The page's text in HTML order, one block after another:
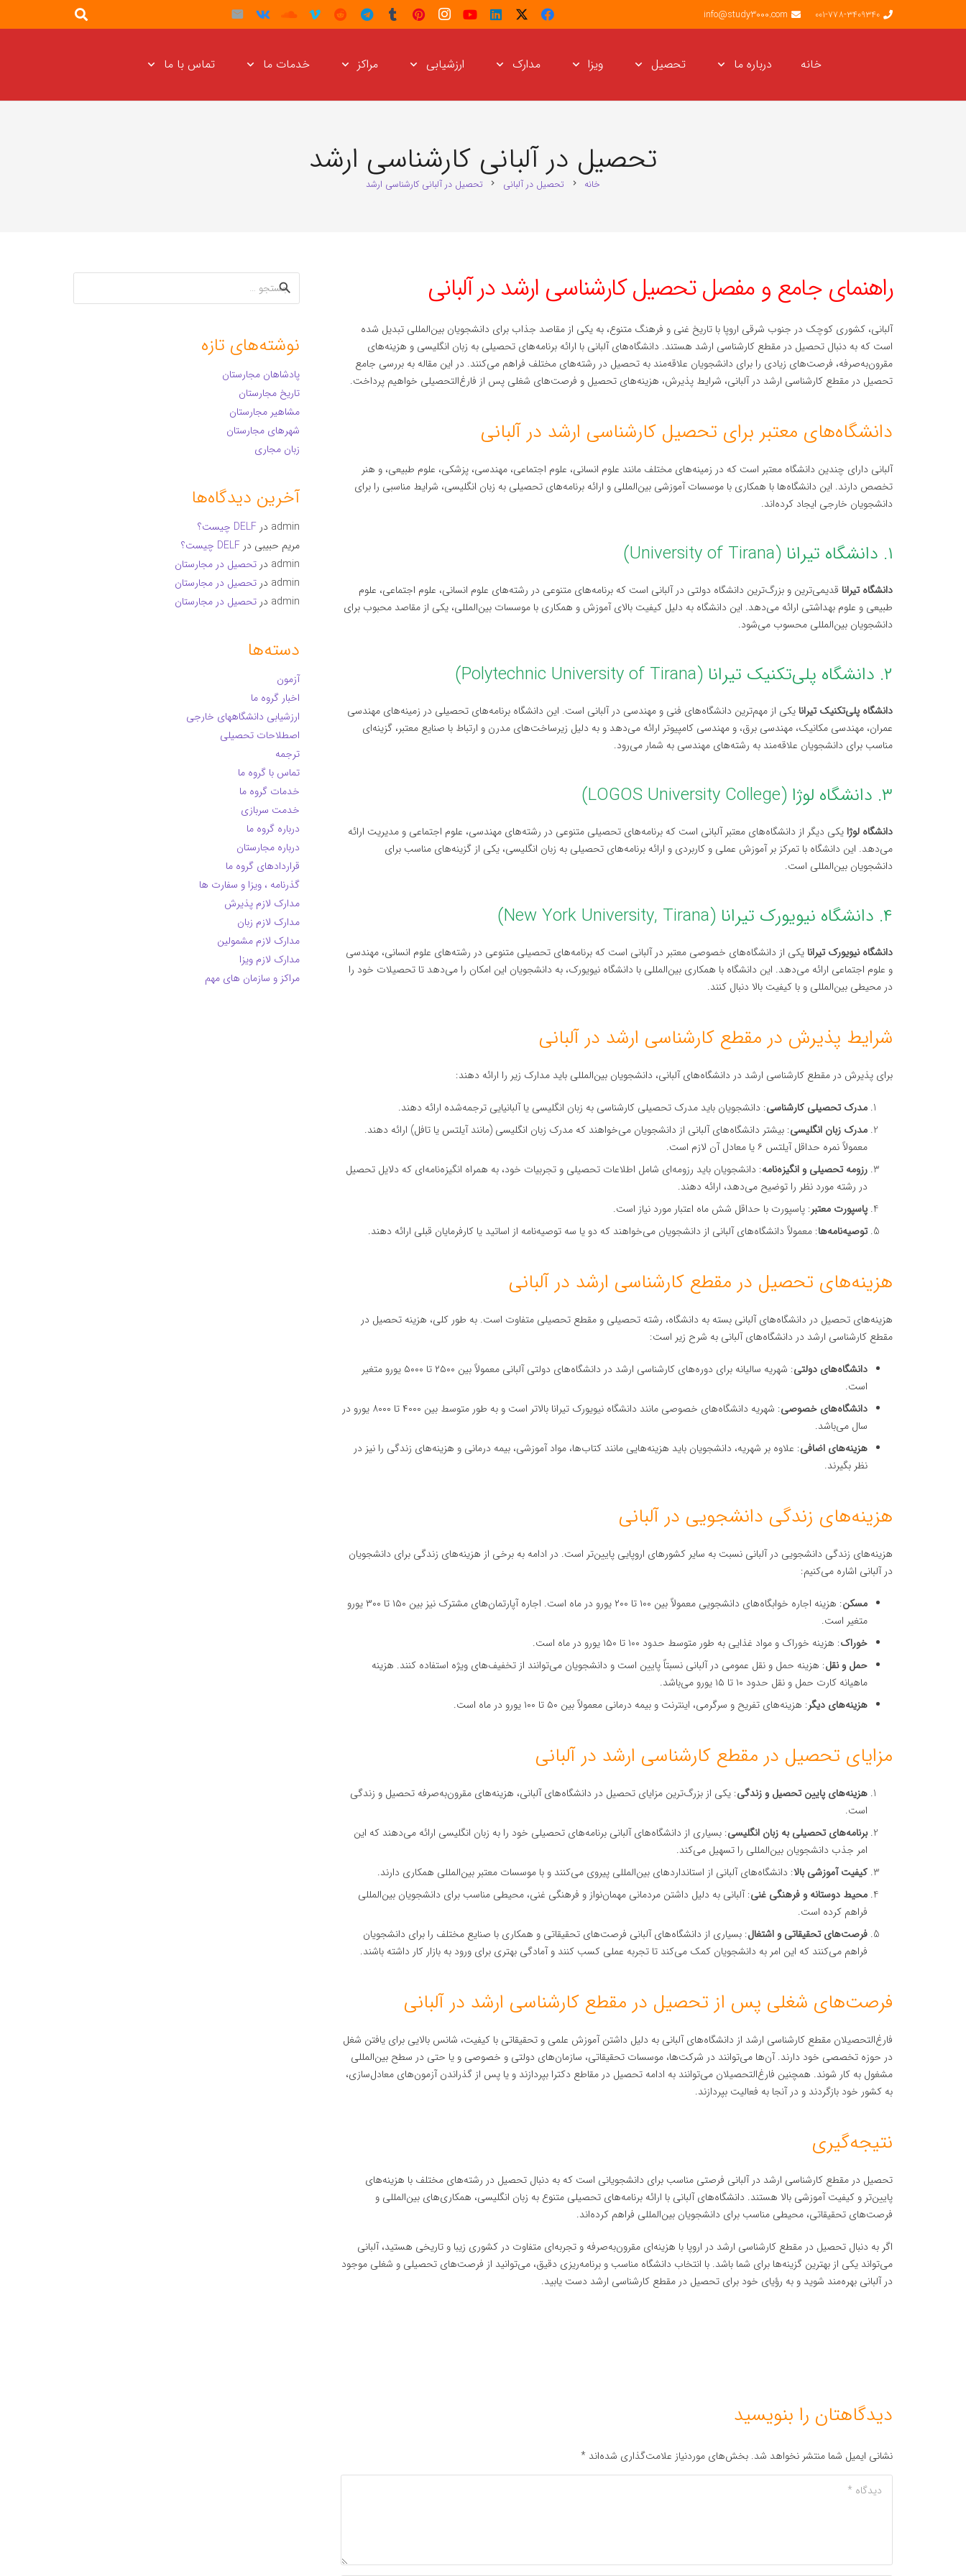
001-778-3409340
info@study3000.com
خانه درباره ما تحصیل ویزا مدارک ارزشیابی مراکز خدمات ما تماس با ما
تحصیل در آلبانی کارشناسی ارشد
خانه chevron_right تحصیل در آلبانی chevron_right تحصیل در آلبانی کارشناسی ارشد
راهنمای جامع و مفصل تحصیل کارشناسی ارشد در آلبانی
آلبانی، کشوری کوچک در جنوب شرقی اروپا با تاریخ غنی و فرهنگ متنوع، به یکی از مقاصد جذاب برای دانشجویان بین‌المللی تبدیل شده
است که به دنبال تحصیل در مقطع کارشناسی ارشد هستند. دانشگاه‌های آلبانی با ارائه برنامه‌های تحصیلی به زبان انگلیسی و هزینه‌های
مقرون‌به‌صرفه، فرصت‌های زیادی را برای دانشجویان علاقه‌مند به تحصیل در رشته‌های مختلف فراهم می‌کنند. در این مقاله به بررسی جامع
تحصیل در مقطع کارشناسی ارشد در آلبانی، شرایط پذیرش، هزینه‌های تحصیل و فرصت‌های شغلی پس از فارغ‌التحصیلی خواهیم پرداخت.
دانشگاه‌های معتبر برای تحصیل کارشناسی ارشد در آلبانی
آلبانی دارای چندین دانشگاه معتبر است که در زمینه‌های مختلف مانند علوم انسانی، علوم اجتماعی، مهندسی، پزشکی، علوم طبیعی، و هنر
تخصص دارند. این دانشگاه‌ها با همکاری با موسسات آموزشی بین‌المللی و ارائه برنامه‌های تحصیلی به زبان انگلیسی، شرایط مناسبی را برای
دانشجویان خارجی ایجاد کرده‌اند.
۱. دانشگاه تیرانا (University of Tirana)
دانشگاه تیرانا قدیمی‌ترین و بزرگ‌ترین دانشگاه دولتی در آلبانی است که برنامه‌های متنوعی در رشته‌های علوم انسانی، علوم اجتماعی، علوم
طبیعی و علوم بهداشتی ارائه می‌دهد. این دانشگاه به دلیل کیفیت بالای آموزش و همکاری با موسسات بین‌المللی، یکی از مقاصد محبوب برای
دانشجویان بین‌المللی محسوب می‌شود.
۲. دانشگاه پلی‌تکنیک تیرانا (Polytechnic University of Tirana)
دانشگاه پلی‌تکنیک تیرانا یکی از مهم‌ترین دانشگاه‌های فنی و مهندسی در آلبانی است. این دانشگاه برنامه‌های تحصیلی در زمینه‌های مهندسی
عمران، مهندسی مکانیک، مهندسی برق، و مهندسی کامپیوتر ارائه می‌دهد و به دلیل زیرساخت‌های مدرن و ارتباط با صنایع معتبر، گزینه‌ای
مناسب برای دانشجویان علاقه‌مند به رشته‌های مهندسی به شمار می‌رود.
۳. دانشگاه لوژا (LOGOS University College)
دانشگاه لوژایکی دیگر از دانشگاه‌های معتبر آلبانی است که برنامه‌های تحصیلی متنوعی در رشته‌های مهندسی، علوم اجتماعی و مدیریت ارائه
می‌دهد. این دانشگاه با تمرکز بر آموزش عملی و کاربردی و ارائه برنامه‌های تحصیلی به زبان انگلیسی، یکی از گزینه‌های مناسب برای
دانشجویان بین‌المللی است.
۴. دانشگاه نیویورک تیرانا (New York University, Tirana)
دانشگاه نیویورک تیرانا یکی از دانشگاه‌های خصوصی معتبر در آلبانی است که برنامه‌های تحصیلی متنوعی در رشته‌های علوم انسانی، مهندسی
و علوم اجتماعی ارائه می‌دهد. این دانشگاه با همکاری بین‌المللی با دانشگاه نیویورک، به دانشجویان این امکان را می‌دهد تا تحصیلات خود را
در محیطی بین‌المللی و با کیفیت بالا دنبال کنند.
شرایط پذیرش در مقطع کارشناسی ارشد در آلبانی
برای پذیرش در مقطع کارشناسی ارشد در دانشگاه‌های آلبانی، دانشجویان بین‌المللی باید مدارک زیر را ارائه دهند:
مدرک تحصیلی کارشناسی: دانشجویان باید مدرک تحصیلی کارشناسی به زبان انگلیسی یا آلبانیایی ترجمه‌شده ارائه دهند.
مدرک زبان انگلیسی: بیشتر دانشگاه‌های آلبانی از دانشجویان می‌خواهند که مدرک زبان انگلیسی (مانند آیلتس یا تافل) ارائه دهند.
معمولاً نمره حداقل آیلتس ۶ یا معادل آن لازم است.
رزومه تحصیلی و انگیزه‌نامه: دانشجویان باید رزومه‌ای شامل اطلاعات تحصیلی و تجربیات خود، به همراه انگیزه‌نامه‌ای که دلایل تحصیل
در رشته مورد نظر را توضیح می‌دهد، ارائه دهند.
پاسپورت معتبر: پاسپورت با حداقل شش ماه اعتبار مورد نیاز است.
توصیه‌نامه‌ها: معمولاً دانشگاه‌های آلبانی از دانشجویان می‌خواهند که دو یا سه توصیه‌نامه از اساتید یا کارفرمایان قبلی ارائه دهند.
هزینه‌های تحصیل در مقطع کارشناسی ارشد در آلبانی
هزینه‌های تحصیل در دانشگاه‌های آلبانی بسته به دانشگاه، رشته تحصیلی و مقطع تحصیلی متفاوت است. به طور کلی، هزینه تحصیل در
مقطع کارشناسی ارشد در دانشگاه‌های آلبانی به شرح زیر است:
دانشگاه‌های دولتی
: شهریه سالیانه برای دوره‌های کارشناسی ارشد در دانشگاه‌های دولتی آلبانی معمولاً بین ۲۵۰۰ تا ۵۰۰۰ یورو متغیر
است.
دانشگاه‌های خصوصی
: شهریه دانشگاه‌های خصوصی مانند دانشگاه نیویورک تیرانا بالاتر است و به طور متوسط بین ۴۰۰۰ تا ۸۰۰۰ یورو در
سال می‌باشد.
هزینه‌های اضافی: علاوه بر شهریه، دانشجویان باید هزینه‌هایی مانند کتاب‌ها، مواد آموزشی، بیمه درمانی و هزینه‌های زندگی را نیز در
نظر بگیرند.
هزینه‌های زندگی دانشجویی در آلبانی
هزینه‌های زندگی دانشجویی در آلبانی نسبت به سایر کشورهای اروپایی پایین‌تر است. در ادامه به برخی از هزینه‌های زندگی برای دانشجویان
در آلبانی اشاره می‌کنیم:
مسکن
: هزینه اجاره خوابگاه‌های دانشجویی معمولاً بین ۱۰۰ تا ۲۰۰ یورو در ماه است. اجاره آپارتمان‌های مشترک نیز بین ۱۵۰ تا ۳۰۰ یورو
متغیر است.
خوراک: هزینه خوراک و مواد غذایی به طور متوسط حدود ۱۰۰ تا ۱۵۰ یورو در ماه است.
حمل و نقل: هزینه حمل و نقل عمومی در آلبانی نسبتاً پایین است و دانشجویان می‌توانند از تخفیف‌های ویژه استفاده کنند. هزینه
ماهیانه کارت حمل و نقل حدود ۱۰ تا ۱۵ یورو می‌باشد.
هزینه‌های دیگر: هزینه‌های تفریح و سرگرمی، اینترنت و بیمه درمانی معمولاً بین ۵۰ تا ۱۰۰ یورو در ماه است.
مزایای تحصیل در مقطع کارشناسی ارشد در آلبانی
هزینه‌های پایین تحصیل و زندگی: یکی از بزرگ‌ترین مزایای تحصیل در دانشگاه‌های آلبانی، هزینه‌های مقرون‌به‌صرفه تحصیل و زندگی
است.
برنامه‌های تحصیلی به زبان انگلیسی: بسیاری از دانشگاه‌های آلبانی برنامه‌های تحصیلی خود را به زبان انگلیسی ارائه می‌دهند که این
امر جذب دانشجویان بین‌المللی را تسهیل می‌کند.
کیفیت آموزشی بالا: دانشگاه‌های آلبانی از استانداردهای بین‌المللی پیروی می‌کنند و با موسسات معتبر بین‌المللی همکاری دارند.
محیط دوستانه و فرهنگی غنی: آلبانی به دلیل داشتن مردمانی مهمان‌نواز و فرهنگی غنی، محیطی مناسب برای دانشجویان بین‌المللی
فراهم کرده است.
فرصت‌های تحقیقاتی و اشتغال: بسیاری از دانشگاه‌های آلبانی فرصت‌های تحقیقاتی و همکاری با صنایع مختلف را برای دانشجویان
فراهم می‌کنند که این امر به دانشجویان کمک می‌کند تا تجربه عملی کسب کنند و آمادگی بهتری برای ورود به بازار کار داشته باشند.
فرصت‌های شغلی پس از تحصیل در مقطع کارشناسی ارشد در آلبانی
فارغ‌التحصیلان مقطع کارشناسی ارشد از دانشگاه‌های آلبانی به دلیل داشتن آموزش علمی و تحقیقاتی با کیفیت، شانس بالایی برای یافتن شغل
در حوزه تخصصی خود دارند. آن‌ها می‌توانند در شرکت‌ها، موسسات تحقیقاتی، سازمان‌های دولتی و خصوصی و یا حتی در سطح بین‌المللی
مشغول به کار شوند. همچنین فارغ‌التحصیلان می‌توانند به ادامه تحصیل در مقاطع دکترا بپردازند و یا پس از گذراندن آزمون‌های معادل‌سازی،
به کشور خود بازگردند و در آنجا به فعالیت بپردازند.
نتیجه‌گیری
تحصیل در مقطع کارشناسی ارشد در آلبانی فرصتی مناسب برای دانشجویانی است که به دنبال تحصیل در رشته‌های مختلف با هزینه‌های
پایین‌تر و کیفیت آموزشی بالا هستند. دانشگاه‌های آلبانی با ارائه برنامه‌های تحصیلی متنوع به زبان انگلیسی، همکاری‌های بین‌المللی و
فرصت‌های تحقیقاتی، محیطی مناسب برای دانشجویان بین‌المللی فراهم کرده‌اند.
اگر به دنبال تحصیل در مقطع کارشناسی ارشد در اروپا با هزینه‌ای مقرون‌به‌صرفه و تجربه‌ای متفاوت در کشوری زیبا و تاریخی هستید، آلبانی
می‌تواند یکی از بهترین گزینه‌ها برای شما باشد. با انتخاب دانشگاه مناسب و برنامه‌ریزی دقیق، می‌توانید از فرصت‌های تحصیلی و شغلی موجود
در آلبانی بهره‌مند شوید و به رؤیای خود برای تحصیل در مقطع کارشناسی ارشد دست یابید.
دیدگاهتان را بنویسید
نشانی ایمیل شما منتشر نخواهد شد. بخش‌های موردنیاز علامت‌گذاری شده‌اند *
جستجو
برای:
نوشته‌های تازه
پادشاهان مجارستان
تاریخ مجارستان
مشاهیر مجارستان
شهرهای مجارستان
زبان مجاری
آخرین دیدگاه‌ها
admin در DELF چیست؟
مریم حبیبی در DELF چیست؟
admin در تحصیل در مجارستان
admin در تحصیل در مجارستان
admin در تحصیل در مجارستان
دسته‌ها
آزمون
اخبار گروه ما
ارزشیابی دانشگاههای خارجی
اصطلاحات تحصیلی
ترجمه
تماس با گروه ما
خدمات گروه ما
خدمت سربازی
درباره گروه ما
درباره مجارستان
قراردادهای گروه ما
گذرنامه ، ویزا و سفارت ها
مدارک لازم پذیرش
مدارک لازم زبان
مدارک لازم مشمولین
مدارک لازم ویزا
مراکز و سازمان های مهم